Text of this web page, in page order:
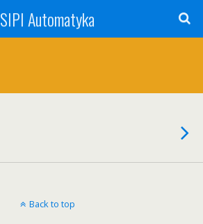
SIPI Automatyka
Back to top